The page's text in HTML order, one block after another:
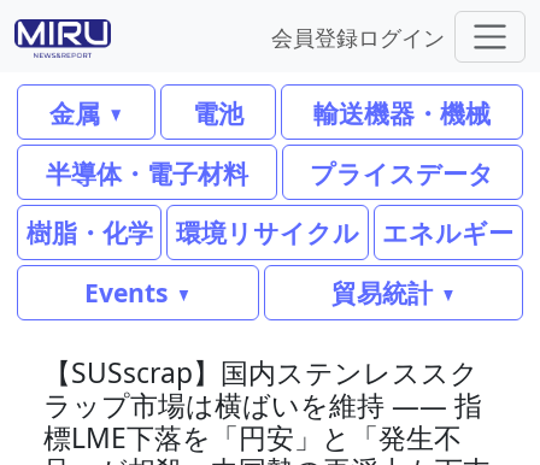
会員登録ログイン
金属 電池
輸送機器・機械
半導体・電子材料
プライスデータ
樹脂・化学
環境リサイクル
エネルギー
Events
貿易統計
【SUSscrap】国内ステンレススク
ラップ市場は横ばいを維持 —— 指
標LME下落を「円安」と「発生不